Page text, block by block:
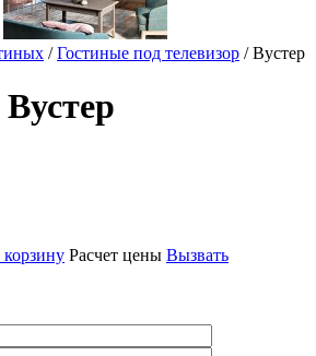
/Гостиные под телевизор / Вустер
Расчет цены Вызвать